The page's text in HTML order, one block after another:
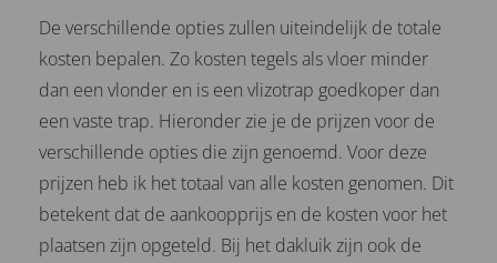
De verschillende opties zullen uiteindelijk de totale
kosten bepalen. Zo kosten tegels als vloer minder
dan een vlonder en is een vlizotrap goedkoper dan
een vaste trap. Hieronder zie je de prijzen voor de
verschillende opties die zijn genoemd. Voor deze
prijzen heb ik het totaal van alle kosten genomen. Dit
betekent dat de aankoopprijs en de kosten voor het
plaatsen zijn opgeteld. Bij het dakluik zijn ook de